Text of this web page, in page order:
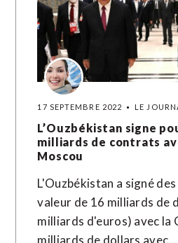
17 SEPTEMBRE 2022 LE
L’Ouzbékistan signe
milliards de contrats
Moscou
L'Ouzbékistan a signé
valeur de 16 milliards de
milliards d'euros) avec la
milliards de dollars avec…